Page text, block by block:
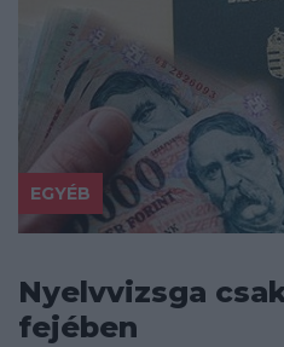
EGYÉB
Nyelvvizsga
fejében